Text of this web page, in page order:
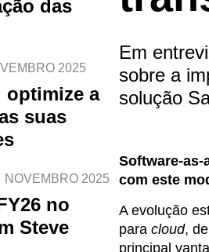
Em
sobre a
solução
Software-as-
com este
A evolução
para cloud,
principal
das
2025
optimize a
suas
NOVEMBRO 2025
no
Steve